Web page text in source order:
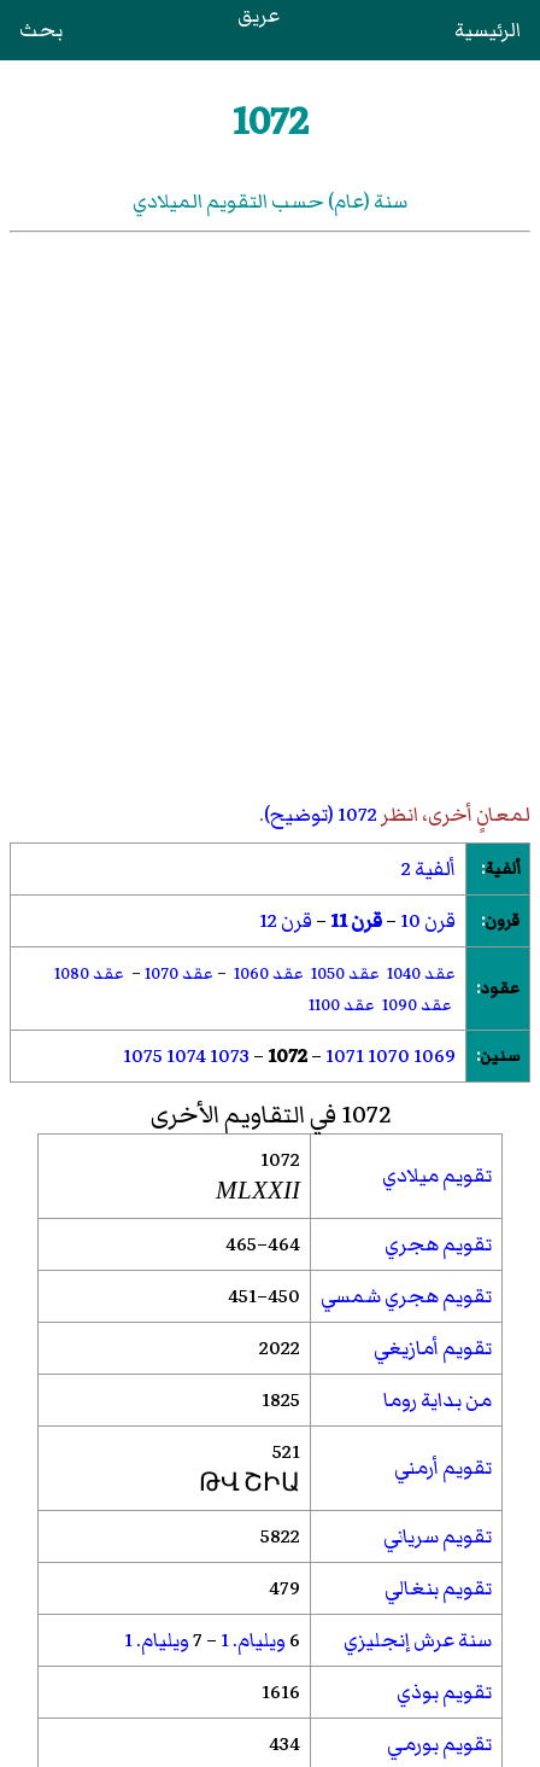
الرئيسية عريق بحث
1072
سنة (عام) حسب التقويم الميلادي
لمعانٍ أخرى، انظر 1072 (توضيح) .
ألفية: ألفية 2
قرون: قرن 10 –قرن 11 –قرن 12
عقود:
عقد 1040 عقد 1050 عقد 1060 – عقد 1070 – عقد 1080
عقد 1090
عقد 1100
سنين:
1069
1070
1071
–
1072
–
1073
1074
1075
1072 في التقاويم الأخرى
تقويم ميلادي 1072
MLXXII
تقويم هجري
464–465
تقويم هجري شمسي
450–451
تقويم أمازيغي
2022
من بداية روما
1825
تقويم أرمني
521
ԹՎ ՇԻԱ
تقويم سرياني
5822
تقويم بنغالي
479
سنة عرش إنجليزي
6ويليام. 1 – 7
ويليام. 1
تقويم بوذي
1616
تقويم بورمي
434